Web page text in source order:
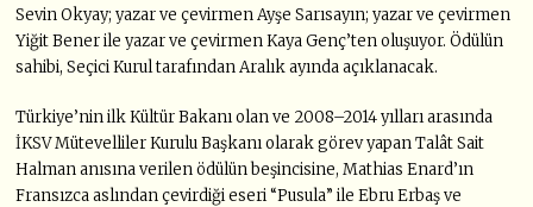
Sevin Okyay; yazar ve çevirmen Ayşe Sarısayın; yazar ve çevirmen
Yiğit Bener ile yazar ve çevirmen Kaya Genç’ten oluşuyor. Ödülün
sahibi, Seçici Kurul tarafından Aralık ayında açıklanacak.
Türkiye’nin ilk Kültür Bakanı olan ve 2008–2014 yılları arasında
İKSV Mütevelliler Kurulu Başkanı olarak görev yapan Talât Sait
Halman anısına verilen ödülün beşincisine, Mathias Enard’ın
Fransızca aslından çevirdiği eseri “Pusula” ile Ebru Erbaş ve